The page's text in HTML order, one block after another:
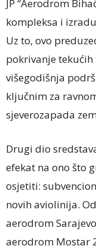
JP “Aerodrom
kompleksa i
Uz to, ovo
pokrivanje tekućih
višegodišnja
ključnim za
sjeverozapada
Drugi dio
efekat na ono što
osjetiti:
novih aviolinija.
aerodrom
aerodrom Mostar